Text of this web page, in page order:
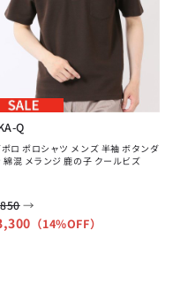
Q
ポロ ポロシャツ メンズ 半袖 ボタンダ
綿混 メランジ 鹿の子 クールビズ
→
（14%OFF）